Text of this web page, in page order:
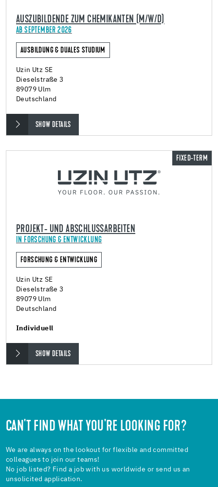
AUSZUBILDENDE ZUM CHEMIKANTEN (M/W/D)
AB SEPTEMBER 2026
AUSBILDUNG & DUALES STUDIUM
Uzin Utz SE
Dieselstraße 3
89079 Ulm
Deutschland
SHOW DETAILS
FIXED-TERM
PROJEKT- UND ABSCHLUSSARBEITEN
IN FORSCHUNG & ENTWICKLUNG
FORSCHUNG & ENTWICKLUNG
Uzin Utz SE
Dieselstraße 3
89079 Ulm
Deutschland
Individuell
SHOW DETAILS
CAN'T FIND WHAT YOU'RE LOOKING FOR?
We are always on the lookout for flexible and committed
colleagues to join our teams!
No job listed? Find a job with us worldwide or send us an
unsolicited application.